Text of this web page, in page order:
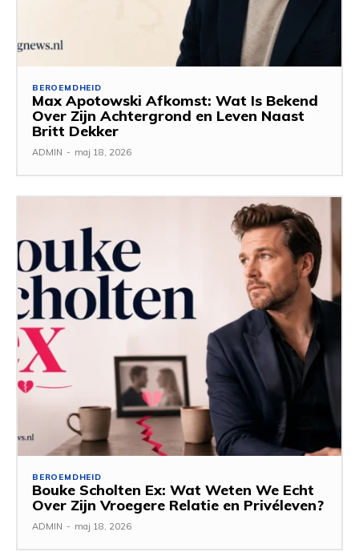
BEROEMDHEID
Max Apotowski Afkomst: Wat Is Bekend
Over Zijn Achtergrond en Leven Naast
Britt Dekker
ADMIN - maj 18, 2026
BEROEMDHEID
Bouke Scholten Ex: Wat Weten We Echt
Over Zijn Vroegere Relatie en Privéleven?
ADMIN - maj 18, 2026